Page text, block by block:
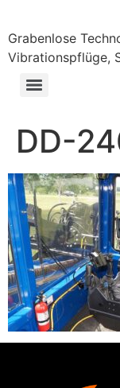
Grabenlose
Vibrationspflüge,
DD-